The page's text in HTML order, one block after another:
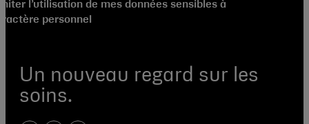
Un nouveau regard sur les
soins.
l’utilisation de mes données sensibles à
personnel